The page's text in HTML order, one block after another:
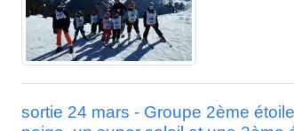
sortie 24 mars - Groupe 2ème